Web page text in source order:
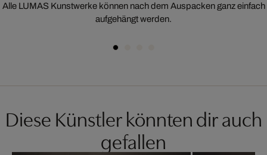
Alle LUMAS Kunstwerke können nach dem Auspacken ganz einfach
aufgehängt werden.
Diese Künstler könnten dir auch
gefallen